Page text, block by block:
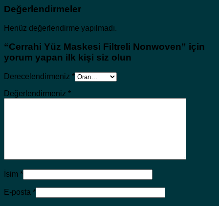
Değerlendirmeler
Henüz değerlendirme yapılmadı.
“Cerrahi Yüz Maskesi Filtreli Nonwoven” için
yorum yapan ilk kişi siz olun
Derecelendirmeniz *
Değerlendirmeniz *
İsim *
E-posta *